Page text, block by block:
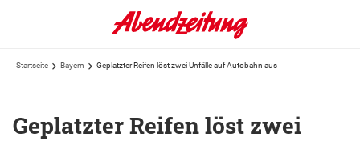
Startseite Bayern Geplatzter Reifen löst zwei Unfälle auf Autobahn aus
Geplatzter Reifen löst zwei